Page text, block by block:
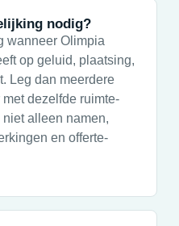
nodig?
wanneer Olimpia
op geluid, plaatsing,
Leg dan meerdere
dezelfde ruimte-
alleen namen,
en offerte-